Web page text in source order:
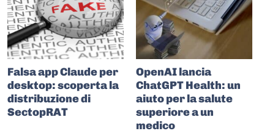
Falsa app Claude per
desktop: scoperta la
distribuzione di
SectopRAT
OpenAI lancia
ChatGPT Health: un
aiuto per la salute
superiore a un
medico